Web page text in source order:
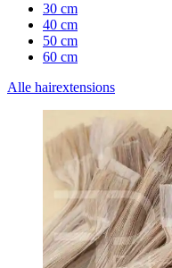
30 cm
40 cm
50 cm
60 cm
Alle hairextensions